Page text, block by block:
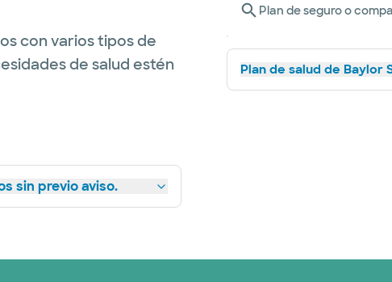
con varios tipos de
de salud estén
sin previo aviso.
Plan de seguro o
Plan de salud de Baylor